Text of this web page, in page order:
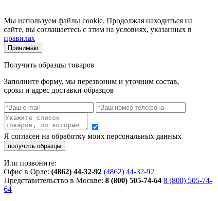
Мы используем файлы cookie. Продолжая находиться на
сайте, вы соглашаетесь с этим на условиях, указанных в
правилах
Принимаю
Получить образцы товаров
Заполните форму, мы перезвоним и уточним состав,
сроки и адрес доставки образцов
Я согласен на обработку моих персональных данных
Или позвоните:
Офис в Орле: (4862) 44-32-92 (4862) 44-32-92
Представительство в Москве: 8 (800) 505-74-64 8 (800) 505-74-
64